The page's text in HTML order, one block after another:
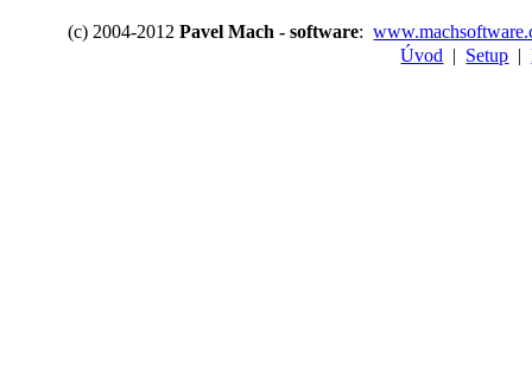
(c) 2004-2012Pavel Mach - software:
Úvod | Setup |